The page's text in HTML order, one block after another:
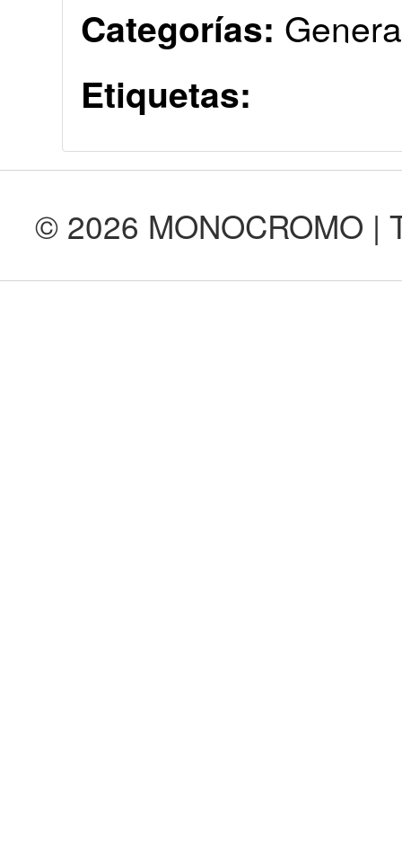
Categorías:
Etiquetas:
© 2026 MONOCROMO |